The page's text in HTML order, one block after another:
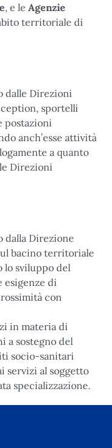
, e le Agenzie
territoriale di
dalle Direzioni
sportelli
postazioni
anch’esse attività
a quanto
Direzioni
dalla Direzione
bacino territoriale
lo sviluppo del
esigenze di
con
in materia di
a sostegno del
socio-sanitari
servizi al soggetto
specializzazione.